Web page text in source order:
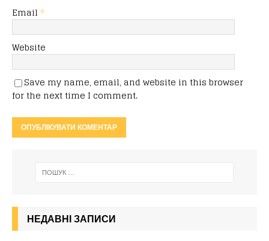
Email *
Website
Save my name, email, and website in this browser
for the next time I comment.
НЕДАВНІ ЗАПИСИ